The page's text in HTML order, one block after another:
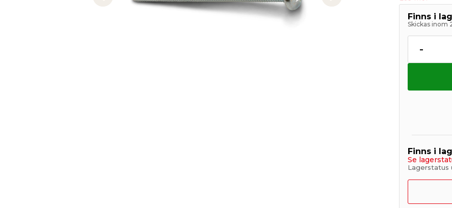
Previous slide Next slide
Finns i
Skickas inom
-
Finns i
Se
Lagerstatus